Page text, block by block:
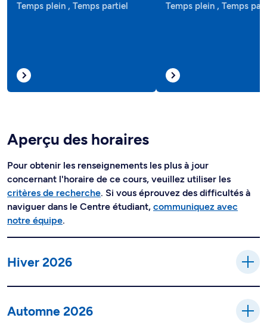
Temps plein , Temps partiel
Temps plein , Temps
Aperçu des horaires
Pour obtenir les renseignements les plus à jour
concernant l'horaire de ce cours, veuillez utiliser les
critères de recherche. Si vous éprouvez des difficultés à
naviguer dans le Centre étudiant, communiquez avec
notre équipe.
Hiver 2026
Automne 2026